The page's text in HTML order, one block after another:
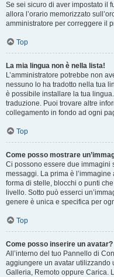
Se sei sicuro di aver impostato il
allora l’orario memorizzato
amministratore per correggere il
Top
La mia lingua non è nella lista!
L’amministratore potrebbe non
nessuno lo ha tradotto nella tua
è possibile installare la tua
traduzione. Puoi trovare altre
collegamento in fondo ad ogni
Top
Come posso mostrare
Ci possono essere due immagini
messaggi. La prima è
forma di stelle, blocchi o punti
livello. Sotto può esserci
genere è unica e specifica per
Top
Come posso inserire un avatar?
All’interno del tuo Pannello di
aggiungere un avatar utilizzando
Galleria, Remoto oppure Carica.